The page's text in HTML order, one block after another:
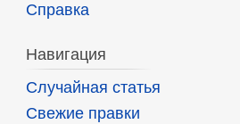
Справка
Навигация
Случайная статья
Свежие правки